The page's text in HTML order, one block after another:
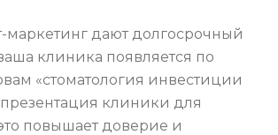
маркетинг дают долгосрочный
клиника появляется по
«стоматология инвестиции
клиники для
повышает доверие и